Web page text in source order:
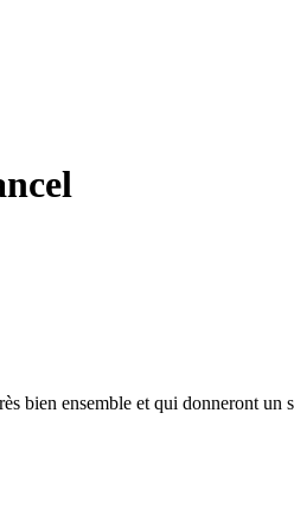
bien ensemble et qui donneront un